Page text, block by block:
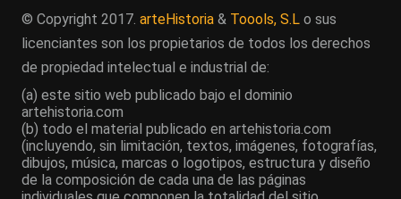
© Copyright 2017. arteHistoria & Toools, S.L o sus
licenciantes son los propietarios de todos los derechos
de propiedad intelectual e industrial de:
(a) este sitio web publicado bajo el dominio
artehistoria.com
(b) todo el material publicado en artehistoria.com
(incluyendo, sin limitación, textos, imágenes, fotografías,
dibujos, música, marcas o logotipos, estructura y diseño
de la composición de cada una de las páginas